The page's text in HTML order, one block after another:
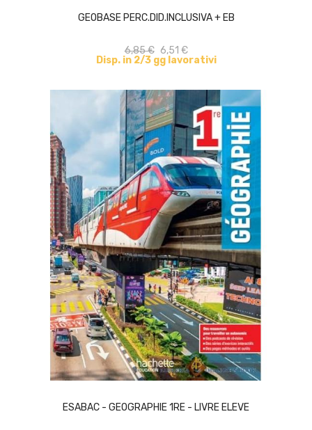
GEOBASE PERC.DID.INCLUSIVA + EB
6,85 € 6,51 €
Disp. in 2/3 gg lavorativi
ESABAC - GEOGRAPHIE 1RE - LIVRE ELEVE
ACQUISTA